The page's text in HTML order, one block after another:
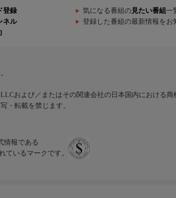
登録 気になる番組の 見たい番組 一
ネル 登録した番組の最新情報をお
および／またはその関連会社の日本国内における商
・転載を禁じます。
情報である
ているマークです。